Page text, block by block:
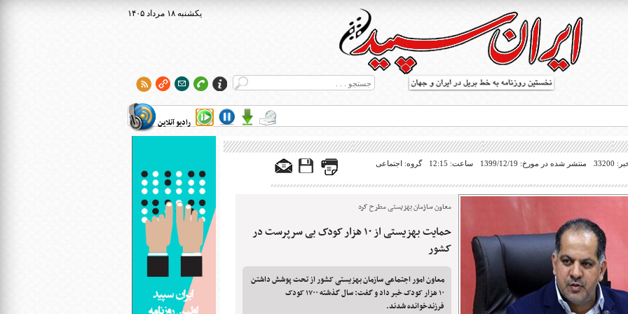
۱۴۰۵ يکشنبه ۱۸ مرداد
رادیو آنلاین
بریل در جهان
منتشر شده در مورخ: 1399/12/19 ساعت: 12:15 گروه: اجتماعی
معاون سازمان بهزیستی مطرح کرد
حمایت بهزیستی از ۱۰ هزار کودک بی سرپرست در
کشور
معاون امور اجتماعی سازمان بهزیستی کشور از تحت پوشش داشتن
۱۰ هزار کودک خبر داد و گفت: سال گذشته ۱۷۰۰ کودک
فرزندخوانده شدند.